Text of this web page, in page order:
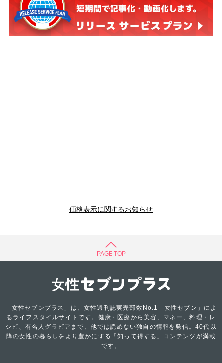
価格表示に関するお知らせ
PAGE TOP
「女性セブンプラス」は、女性週刊誌実売部数No.1「女性セブン」によ
るライフスタイルサイトです。健康・医療から美容、マネー、料理・レ
シピ、有名人グラビアまで、他では読めない独自の情報を発信。40代以
降の女性の暮らしをより豊かにする「知って得する」コンテンツが満載
です。